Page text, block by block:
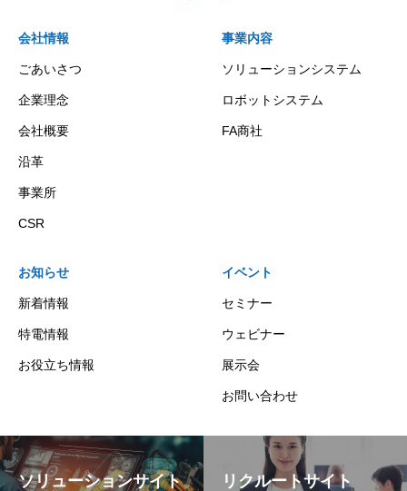
会社情報
ごあいさつ
企業理念
会社概要
沿革
事業所
CSR
事業内容
ソリューションシステム
ロボットシステム
FA商社
お知らせ
新着情報
特電情報
お役立ち情報
イベント
セミナー
ウェビナー
展示会
お問い合わせ
ソリューションサイト リクルートサイト